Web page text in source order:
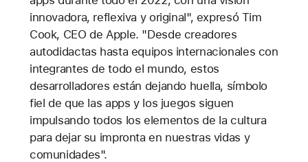
innovadora, reflexiva y original", expresó Tim
Cook, CEO de Apple. "Desde creadores
autodidactas hasta equipos internacionales con
integrantes de todo el mundo, estos
desarrolladores están dejando huella, símbolo
fiel de que las apps y los juegos siguen
impulsando todos los elementos de la cultura
para dejar su impronta en nuestras vidas y
comunidades".